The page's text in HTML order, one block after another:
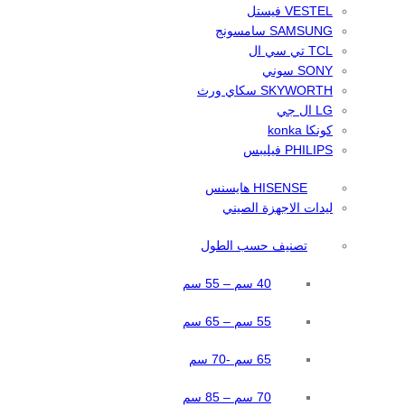
VESTEL فيستل
SAMSUNG سامسونج
TCL تي سي ال
SONY سوني
SKYWORTH سكاي ورث
LG ال جي
كونكا konka
PHILIPS فيليبس
HISENSE هايسنس
ليدات الاجهزة الصيني
تصنيف حسب الطول
40 سم – 55 سم
55 سم – 65 سم
65 سم -70 سم
70 سم – 85 سم